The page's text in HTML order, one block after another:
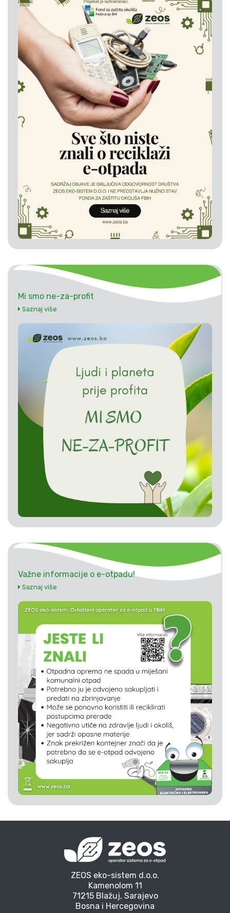
Mi smo ne-za-profit
Saznaj više
Važne informacije o e-otpadu!
Saznaj više
ZEOS eko-sistem d.o.o.
Kamenolom 11
71215 Blažuj, Sarajevo
Bosna i Hercegovina